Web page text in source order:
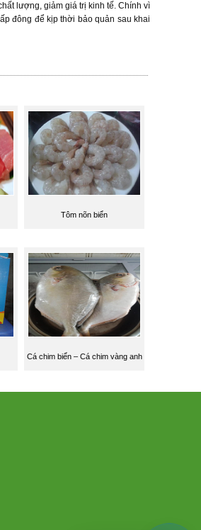
lượng, giảm giá trị kinh tế. Chính vì
đông để kịp thời bảo quản sau khai
Tôm nõn biển
Cá chim biển – Cá chim vàng anh